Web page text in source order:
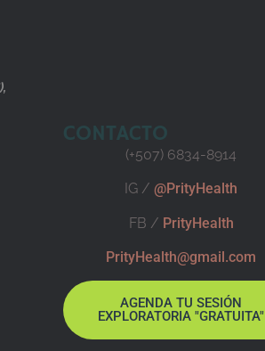
CONTACTO
(+507) 6834-8914
IG / @PrityHealth
FB / PrityHealth
PrityHealth@gmail.com
AGENDA TU SESIÓN
EXPLORATORIA "GRATUITA"